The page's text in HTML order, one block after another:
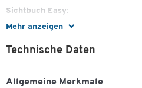
Mehr anzeigen
Sichtbuch Easy:
2 Stück = 1 Paket
Präsentations-Sichtbuch Easy Plus:
Technische Daten
Allgemeine Merkmale